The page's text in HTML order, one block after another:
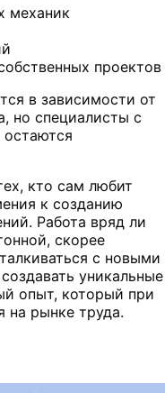
механик
проектов
в зависимости от
но специалисты с
кто сам любит
к созданию
Работа вряд ли
скорее
с новыми
уникальные
опыт, который при
на рынке труда.